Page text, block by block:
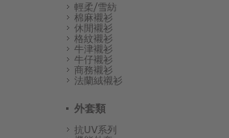
輕柔/雪紡
棉麻襯衫
休閒襯衫
格紋襯衫
牛津襯衫
牛仔襯衫
商務襯衫
法蘭絨襯衫
外套類
抗UV系列